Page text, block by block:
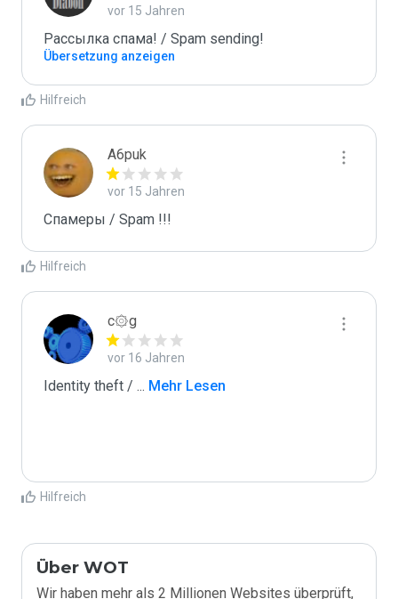
vor 15 Jahren
Рассылка спама! / Spam sending!
Übersetzung anzeigen
Hilfreich
A6puk
vor 15 Jahren
Спамеры / Spam !!!
Hilfreich
c۞g
vor 16 Jahren
Identity theft / ... Mehr Lesen
Hilfreich
Über WOT
Wir haben mehr als 2 Millionen Websites überprüft,